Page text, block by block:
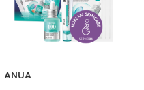
Ver más
ANUA